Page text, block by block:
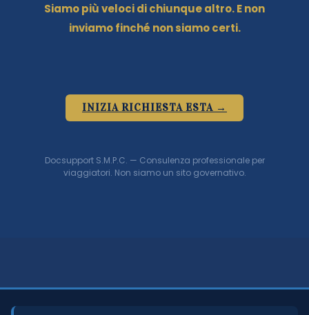
Siamo più veloci di chiunque altro. E non
inviamo finché non siamo certi.
INIZIA RICHIESTA ESTA →
Docsupport S.M.P.C. — Consulenza professionale per
viaggiatori. Non siamo un sito governativo.